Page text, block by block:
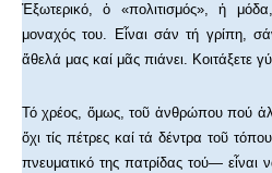
Ἐξωτερικό, ὁ «πολιτισμός», ἡ
μοναχός του. Εἶναι σάν τή γρίπη,
ἄθελά μας καί μᾶς πιάνει. Κοιτάξετε
Τό χρέος, ὅμως, τοῦ ἀνθρώπου πού
ὄχι τίς πέτρες καί τά δέντρα τοῦ
πνευματικό της πατρίδας τού— εἶναι